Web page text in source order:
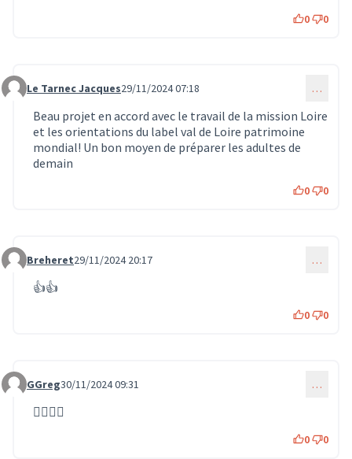
0 0
Commentaire 1442
Le Tarnec Jacques29/11/2024 07:18 …
Beau projet en accord avec le travail de la mission Loire
et les orientations du label val de Loire patrimoine
mondial! Un bon moyen de préparer les adultes de
demain
0 0
Commentaire 1461
Breheret29/11/2024 20:17 …
👍👍
0 0
Commentaire 1473
GGreg30/11/2024 09:31 …
👍🏼🙌🏼
0 0